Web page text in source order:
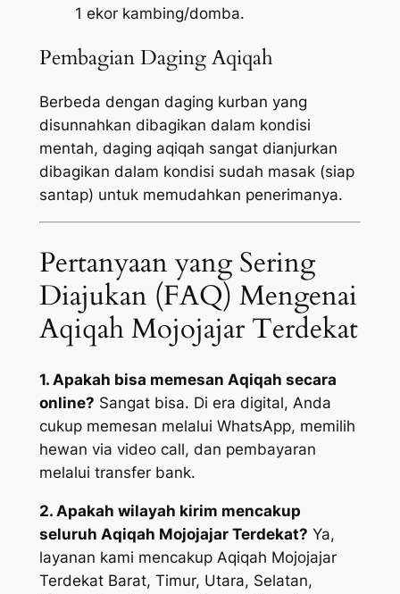
1 ekor kambing/domba.
Pembagian Daging Aqiqah
Berbeda dengan daging kurban yang
disunnahkan dibagikan dalam kondisi
mentah, daging aqiqah sangat dianjurkan
dibagikan dalam kondisi sudah masak (siap
santap) untuk memudahkan penerimanya.
Pertanyaan yang Sering
Diajukan (FAQ) Mengenai
Aqiqah Mojojajar Terdekat
1. Apakah bisa memesan Aqiqah secara
online? Sangat bisa. Di era digital, Anda
cukup memesan melalui WhatsApp, memilih
hewan via video call, dan pembayaran
melalui transfer bank.
2. Apakah wilayah kirim mencakup
seluruh Aqiqah Mojojajar Terdekat? Ya,
layanan kami mencakup Aqiqah Mojojajar
Terdekat Barat, Timur, Utara, Selatan,